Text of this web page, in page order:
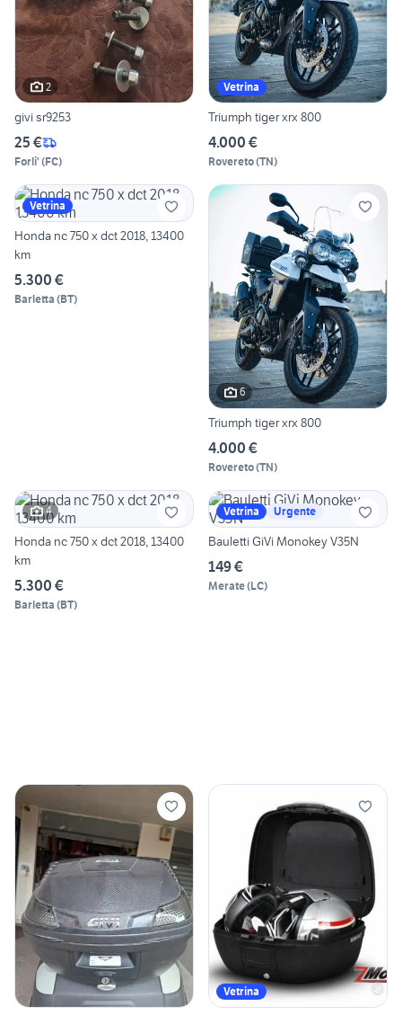
2
givi sr9253
25 €
Forli' (FC)
Vetrina
Triumph tiger xrx 800
4.000 €
Rovereto(TN)
Vetrina
Honda nc 750 x dct 2018, 13400
km
5.300 €
Barletta (BT)
6
Triumph tiger xrx 800
4.000 €
Rovereto(TN)
4
Honda nc 750 x dct 2018, 13400
km
5.300 €
Barletta (BT)
Vetrina Urgente
Bauletti GiVi Monokey V35N
149 €
Merate(LC)
Vetrina